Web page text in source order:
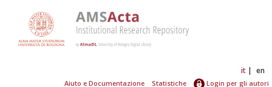
it en
Aiuto e Documentazione Statistiche Login per gli autori